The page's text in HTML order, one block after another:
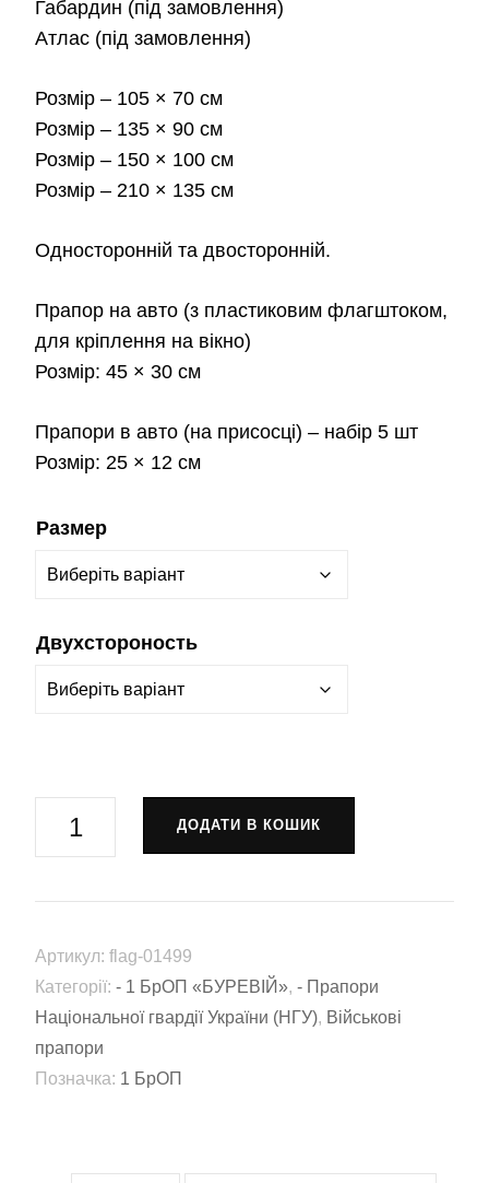
Габардин (під замовлення)
Атлас (під замовлення)
Розмір – 105 × 70 см
Розмір – 135 × 90 см
Розмір – 150 × 100 см
Розмір – 210 × 135 см
Односторонній та двосторонній.
Прапор на авто (з пластиковим флагштоком,
для кріплення на вікно)
Розмір: 45 × 30 см
Прапори в авто (на присосці) – набір 5 шт
Розмір: 25 × 12 см
Размер
Двухстороность
Батальйон
призначення
«Ірбіс»
у
складі
1
ДОДАТИ В КОШИК
Артикул: flag-01499
Категорії: - 1 БрОП «БУРЕВІЙ», - Прапори
Національної гвардії України (НГУ), Військові
прапори
Позначка: 1 БрОП